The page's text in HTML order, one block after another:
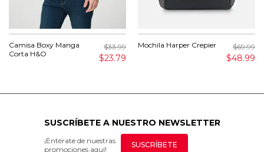
Camisa Boxy Manga
Corta H&O
$33.99
$23.79
Mochila Harper Crepier $69.99
$48.99
SUSCRÍBETE A NUESTRO NEWSLETTER
¡Entérate de nuestras
promociones aquí!
SUSCRÍBETE